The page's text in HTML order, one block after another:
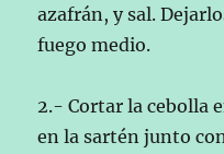
azafrán, y sal.
fuego medio.
2.- Cortar la cebolla
en la sartén junto